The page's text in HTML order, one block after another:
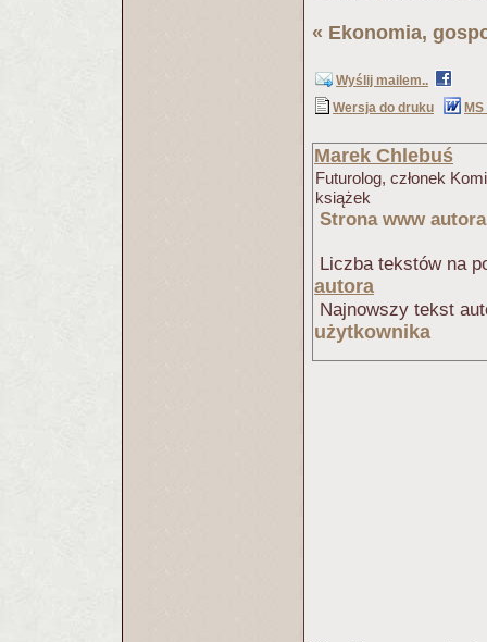
« Ekonomia,
Wyślij mailem..
Wersja do druku
Marek Chlebuś
Futurolog, członek
książek
Strona www autora
Liczba tekstów na
autora
Najnowszy tekst
użytkownika